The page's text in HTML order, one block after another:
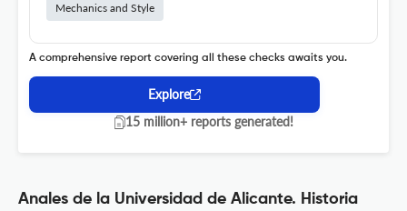
Mechanics and Style
A comprehensive report covering all these checks awaits you.
Explore
15 million+ reports generated!
Anales de la Universidad de Alicante. Historia